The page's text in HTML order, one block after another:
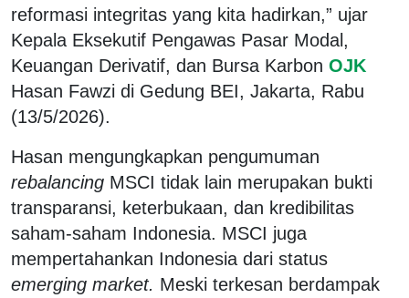
reformasi integritas yang kita hadirkan,” ujar
Kepala Eksekutif Pengawas Pasar Modal,
Keuangan Derivatif, dan Bursa Karbon OJK
Hasan Fawzi di Gedung BEI, Jakarta, Rabu
(13/5/2026).
Hasan mengungkapkan pengumuman
rebalancing MSCI tidak lain merupakan bukti
transparansi, keterbukaan, dan kredibilitas
saham-saham Indonesia. MSCI juga
mempertahankan Indonesia dari status
emerging market. Meski terkesan berdampak